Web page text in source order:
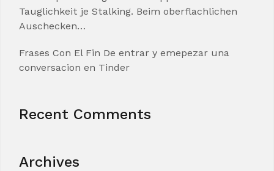
Tauglichkeit je Stalking. Beim oberflachlichen
Auschecken…
Frases Con El Fin De entrar y emepezar una
conversacion en Tinder
Recent Comments
Archives